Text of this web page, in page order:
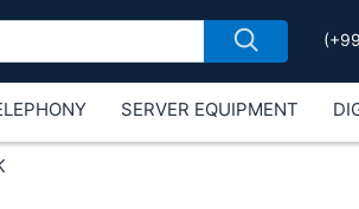
SERVER EQUIPMENT